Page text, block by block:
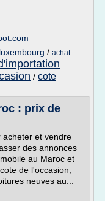
/ achat
/ cote
: prix de
acheter et vendre
des annonces
au Maroc et
de l'occasion,
neuves au...